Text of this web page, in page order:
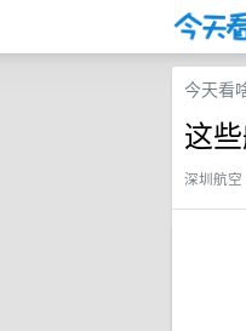
今天看
这
深圳航空